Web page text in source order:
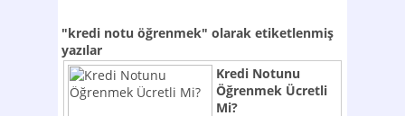
"kredi notu öğrenmek" olarak etiketlenmiş
yazılar
Kredi Notunu
Öğrenmek Ücretli
Mi?